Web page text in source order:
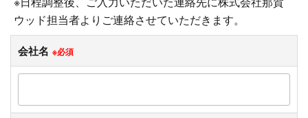
ウッド担当者よりご連絡させていただきます。
会社名 ※必須